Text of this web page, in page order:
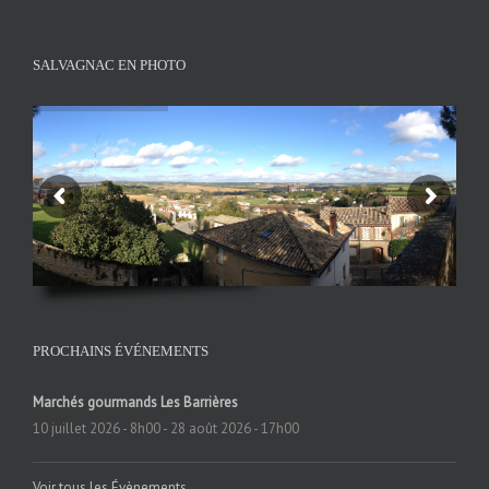
SALVAGNAC EN PHOTO
PROCHAINS ÉVÉNEMENTS
Marchés gourmands Les Barrières
10 juillet 2026 - 8h00- 28 août 2026 - 17h00